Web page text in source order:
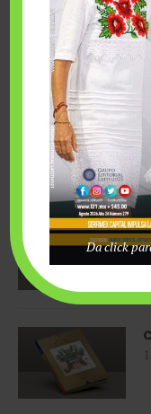
Da click